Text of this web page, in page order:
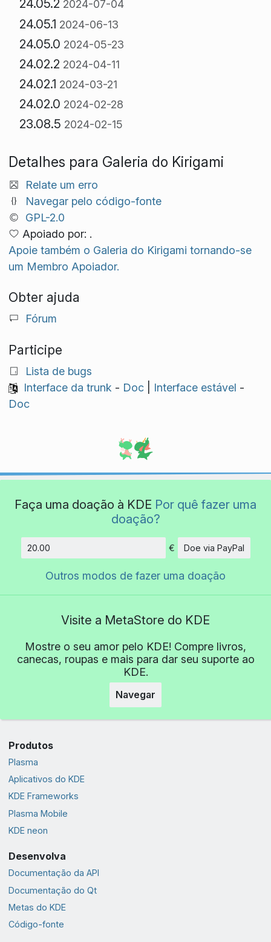
24.05.2 2024-07-04
24.05.1 2024-06-13
24.05.0 2024-05-23
24.02.2 2024-04-11
24.02.1 2024-03-21
24.02.0 2024-02-28
23.08.5 2024-02-15
Detalhes para Galeria do Kirigami
Relate um erro
Navegar pelo código-fonte
GPL-2.0
Apoiado por: .
Apoie também o Galeria do Kirigami tornando-se
um Membro Apoiador.
Obter ajuda
Fórum
Participe
Lista de bugs
Interface da trunk - Doc| Interface estável -
Doc
Faça uma doação à KDE Por quê fazer uma
doação?
Quantidade
€ Doe via PayPal
Outros modos de fazer uma doação
Visite a MetaStore do KDE
Mostre o seu amor pelo KDE! Compre livros,
canecas, roupas e mais para dar seu suporte ao
KDE.
Navegar
Produtos
Plasma
Aplicativos do KDE
KDE Frameworks
Plasma Mobile
KDE neon
Desenvolva
Documentação da API
Documentação do Qt
Metas do KDE
Código-fonte